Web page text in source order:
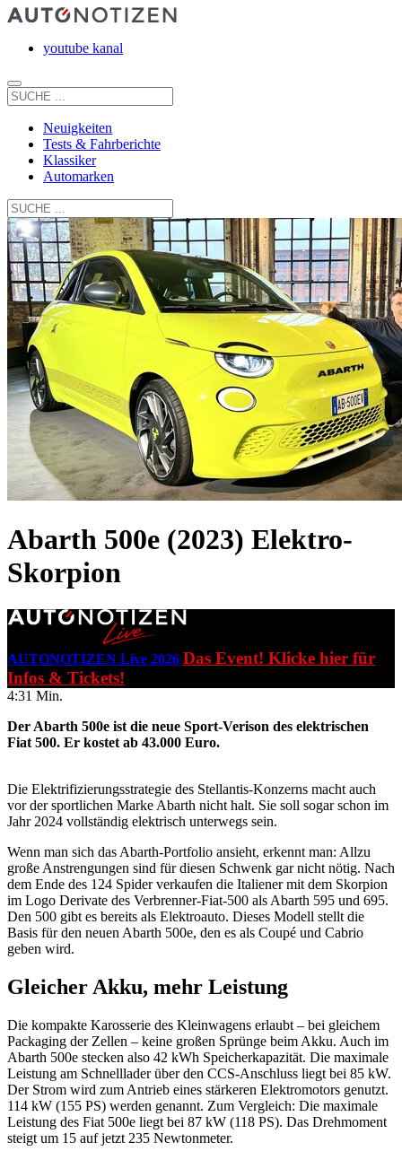
youtube kanal
Neuigkeiten
Tests & Fahrberichte
Klassiker
Automarken
Abarth 500e (2023) Elektro-
Skorpion
AUTONOTIZEN Live 2026 Das Event! Klicke hier für
Infos & Tickets!
4:31 Min.
Der Abarth 500e ist die neue Sport-Verison des elektrischen
Fiat 500. Er kostet ab 43.000 Euro.
Die Elektrifizierungsstrategie des Stellantis-Konzerns macht auch
vor der sportlichen Marke Abarth nicht halt. Sie soll sogar schon im
Jahr 2024 vollständig elektrisch unterwegs sein.
Wenn man sich das Abarth-Portfolio ansieht, erkennt man: Allzu
große Anstrengungen sind für diesen Schwenk gar nicht nötig. Nach
dem Ende des 124 Spider verkaufen die Italiener mit dem Skorpion
im Logo Derivate des Verbrenner-Fiat-500 als Abarth 595 und 695.
Den 500 gibt es bereits als Elektroauto. Dieses Modell stellt die
Basis für den neuen Abarth 500e, den es als Coupé und Cabrio
geben wird.
Gleicher Akku, mehr Leistung
Die kompakte Karosserie des Kleinwagens erlaubt – bei gleichem
Packaging der Zellen – keine großen Sprünge beim Akku. Auch im
Abarth 500e stecken also 42 kWh Speicherkapazität. Die maximale
Leistung am Schnelllader über den CCS-Anschluss liegt bei 85 kW.
Der Strom wird zum Antrieb eines stärkeren Elektromotors genutzt.
114 kW (155 PS) werden genannt. Zum Vergleich: Die maximale
Leistung des Fiat 500e liegt bei 87 kW (118 PS). Das Drehmoment
steigt um 15 auf jetzt 235 Newtonmeter.